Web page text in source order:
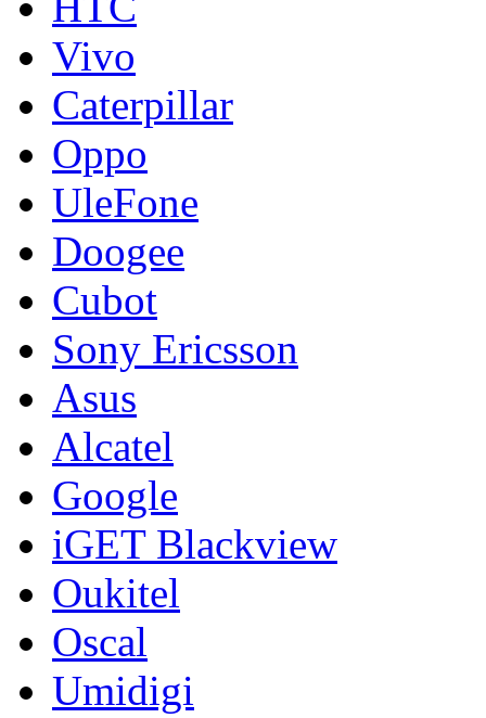
Vivo
Caterpillar
Oppo
UleFone
Doogee
Cubot
Sony Ericsson
Asus
Alcatel
Google
iGET Blackview
Oukitel
Oscal
Umidigi